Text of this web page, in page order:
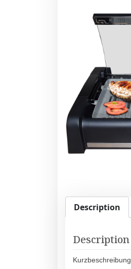
Description
Description
Kurzbeschreibung